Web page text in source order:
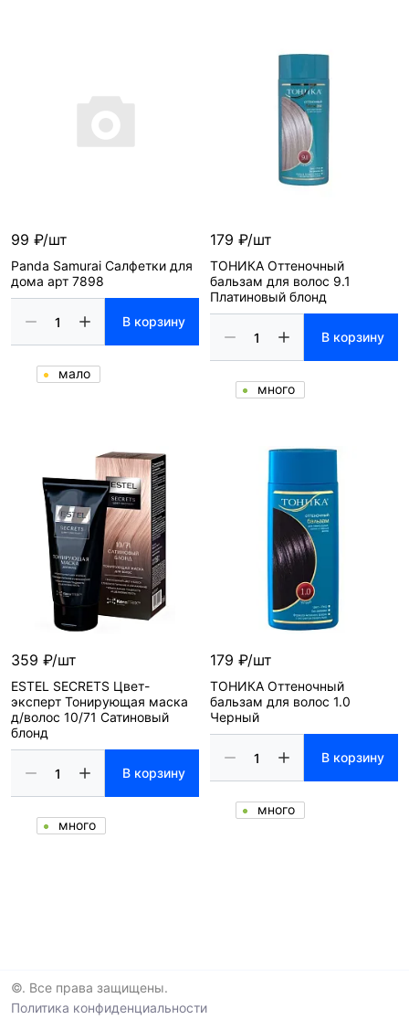
99 ₽/шт
Panda Samurai Салфетки для
дома арт 7898
В корзину
мало
179 ₽/шт
ТОНИКА Оттеночный
бальзам для волос 9.1
Платиновый блонд
В корзину
много
359 ₽/шт
ESTEL SECRETS Цвет-
эксперт Тонирующая маска
д/волос 10/71 Сатиновый
блонд
В корзину
много
179 ₽/шт
ТОНИКА Оттеночный
бальзам для волос 1.0
Черный
В корзину
много
©. Все права защищены.
Политика конфиденциальности